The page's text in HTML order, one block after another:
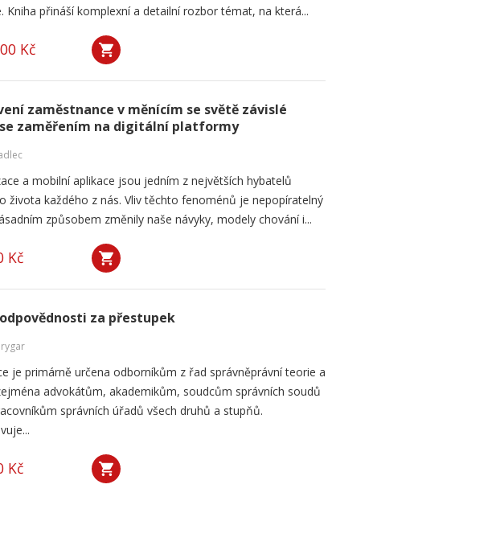
Kniha přináší komplexní a detailní rozbor témat, na která...
Kč
zaměstnance v měnícím se světě závislé
zaměřením na digitální platformy
a mobilní aplikace jsou jedním z největších hybatelů
života každého z nás. Vliv těchto fenoménů je nepopíratelný
způsobem změnily naše návyky, modely chování i...
Kč
za přestupek
je primárně určena odborníkům z řad správněprávní teorie a
advokátům, akademikům, soudcům správních soudů
správních úřadů všech druhů a stupňů.
Kč